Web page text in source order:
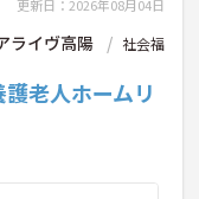
更新日：2026年08月04日
ライヴ高陽
社会福
老人ホームリ